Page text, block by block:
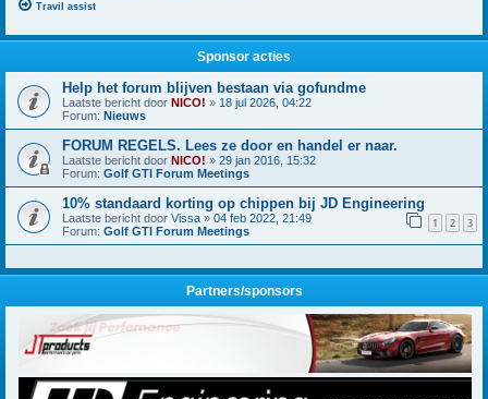
Travil assist
Sponsor acties
Help het forum blijven bestaan via gofundme
Laatste bericht door NICO! » 18 jul 2026, 04:22
Forum: Nieuws
FORUM REGELS. Lees ze door en handel er naar.
Laatste bericht door NICO! » 29 jan 2016, 15:32
Forum: Golf GTI Forum Meetings
10% standaard korting op chippen bij JD Engineering
1 2 3
Laatste bericht door Vissa » 04 feb 2022, 21:49
Forum: Golf GTI Forum Meetings
Partners/sponsors